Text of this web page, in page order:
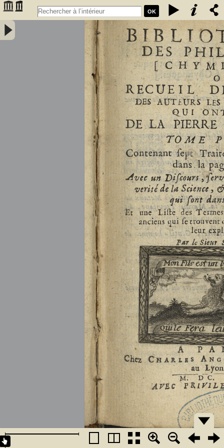
OK
Bibliothèque des philosophes [chymiques,] ou Recueil des oeuvres
des auteurs les plus approuvez qui ont écrit de la pierre philosophale.
Tome premier, contenant sept traitez... avec un discours, servant de
préface... et une liste des termes de l'art, & des mots anciens qui se
trouvent dans ces traitez... par le sieur S.D.E.M. - Salmon, William